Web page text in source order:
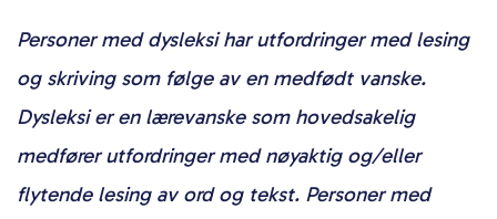
Personer med dysleksi har utfordringer med lesing
og skriving som følge av en medfødt vanske.
Dysleksi er en lærevanske som hovedsakelig
medfører utfordringer med nøyaktig og/eller
flytende lesing av ord og tekst. Personer med